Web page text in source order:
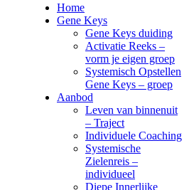
Home
Gene Keys
Gene Keys duiding
Activatie Reeks –
vorm je eigen groep
Systemisch Opstellen
Gene Keys – groep
Aanbod
Leven van binnenuit
– Traject
Individuele Coaching
Systemische
Zielenreis –
individueel
Diepe Innerlijke